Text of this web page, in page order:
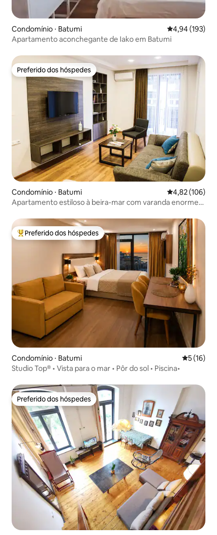
Condomínio ⋅ Batumi 4,94 de uma
4,94 (193)
Apartamento aconchegante de Iako em Batumi
Preferido dos hóspedes
Preferido dos hóspedes
Condomínio ⋅ Batumi 4,82 de uma
4,82 (106)
Apartamento estiloso à beira-mar com varanda enorme,
Entre os melhores preferidos dos hóspedes
Preferido dos hóspedes
Condomínio ⋅ Batumi 5 de uma
5 (16)
Studio Top® • Vista para o mar • Pôr do sol • Piscina•
Preferido dos hóspedes
Preferido dos hóspedes